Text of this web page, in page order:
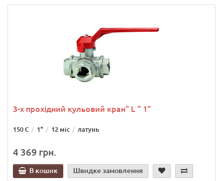
3-х прохідний кульовий кран" L " 1"
150 С 1" 12 міс латунь
4 369 грн.
В кошик Швидке замовлення